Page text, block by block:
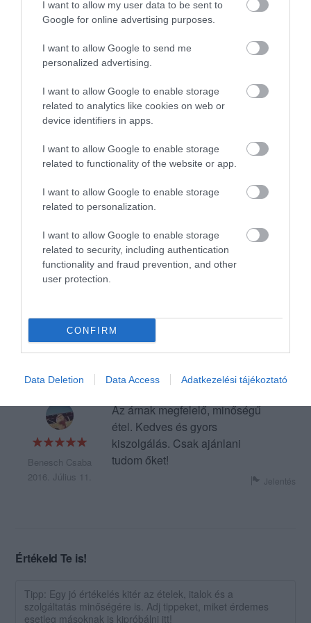
I want to allow my user data to be sent to
Google for online advertising purposes.
I want to allow Google to send me
personalized advertising.
I want to allow Google to enable storage
related to analytics like cookies on web or
device identifiers in apps.
I want to allow Google to enable storage
related to functionality of the website or app.
I want to allow Google to enable storage
related to personalization.
I want to allow Google to enable storage
related to security, including authentication
functionality and fraud prevention, and other
user protection.
CONFIRM
Data Deletion Data Access Adatkezelési tájékoztató
Aniko Czverencz
2017. Március 11.
hangulatú kisvendéglő.A
konyhája kiváló,mindenkinek
csak ajánlani tudom!
Fürjes András
Szuper!!!!!!!!! F.A.
Szepesszentgyörgyi Edit
2016. Szeptember 11.
Benesch Csaba
2016. Július 11.
Az árnak megfelelő, minőségű
étel. Kedves és gyors
kiszolgálás. Csak ajánlani
tudom őket!
Jelentés
Értékeld Te is!